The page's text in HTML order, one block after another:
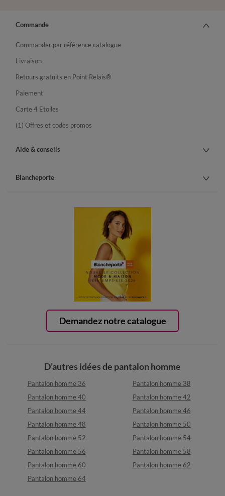
Demandez notre catalogue
Commande
Commander par référence catalogue
Livraison
Retours gratuits en Point Relais®
Paiement
Carte 4 Etoiles
(1) Offres et codes promos
Aide & conseils
Blancheporte
D’autres idées de pantalon homme
Pantalon homme 36
Pantalon homme 38
Pantalon homme 40
Pantalon homme 42
Pantalon homme 44
Pantalon homme 46
Pantalon homme 48
Pantalon homme 50
Pantalon homme 52
Pantalon homme 54
Pantalon homme 56
Pantalon homme 58
Pantalon homme 60
Pantalon homme 62
Pantalon homme 64